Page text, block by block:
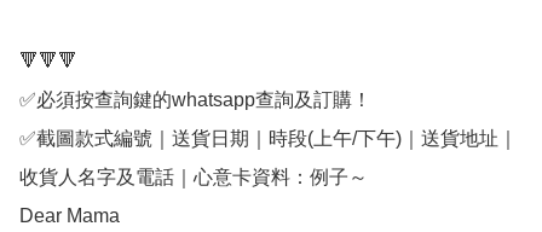
🔻🔻🔻
✅必須按查詢鍵的whatsapp查詢及訂購！
✅截圖款式編號｜送貨日期｜時段(上午/下午)｜送貨地址｜
收貨人名字及電話｜心意卡資料：例子～
Dear Mama